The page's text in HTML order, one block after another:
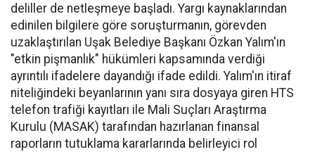
deliller de netleşmeye başladı. Yargı kaynaklarından
edinilen bilgilere göre soruşturmanın, görevden
uzaklaştırılan Uşak Belediye Başkanı Özkan Yalım'ın
"etkin pişmanlık" hükümleri kapsamında verdiği
ayrıntılı ifadelere dayandığı ifade edildi. Yalım'ın itiraf
niteliğindeki beyanlarının yanı sıra dosyaya giren HTS
telefon trafiği kayıtları ile Mali Suçları Araştırma
Kurulu (MASAK) tarafından hazırlanan finansal
raporların tutuklama kararlarında belirleyici rol